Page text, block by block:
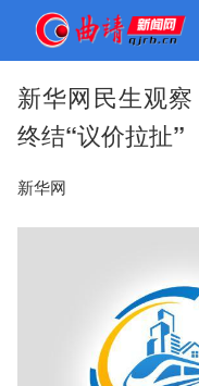
新华网民生观
终结“议价拉扯”
新华网